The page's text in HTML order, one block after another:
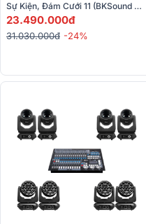
Sự Kiện, Đám Cưới 11 (BKSound
LS500, Bksound Par54, Kingkong
240DMX)
23.490.000đ
31.030.000đ -24%